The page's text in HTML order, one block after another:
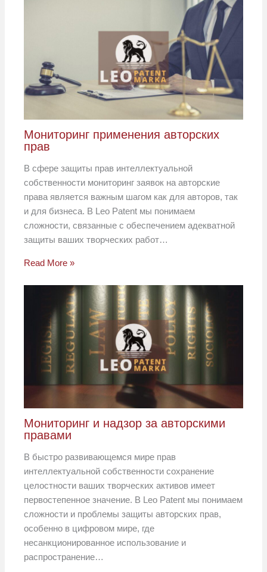
Мониторинг применения авторских
прав
В сфере защиты прав интеллектуальной
собственности мониторинг заявок на авторские
права является важным шагом как для авторов, так
и для бизнеса. В Leo Patent мы понимаем
сложности, связанные с обеспечением адекватной
защиты ваших творческих работ…
Read More »
Мониторинг и надзор за авторскими
правами
В быстро развивающемся мире прав
интеллектуальной собственности сохранение
целостности ваших творческих активов имеет
первостепенное значение. В Leo Patent мы понимаем
сложности и проблемы защиты авторских прав,
особенно в цифровом мире, где
несанкционированное использование и
распространение…